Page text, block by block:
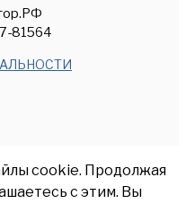
81564
cookie. Продолжая
с этим. Вы